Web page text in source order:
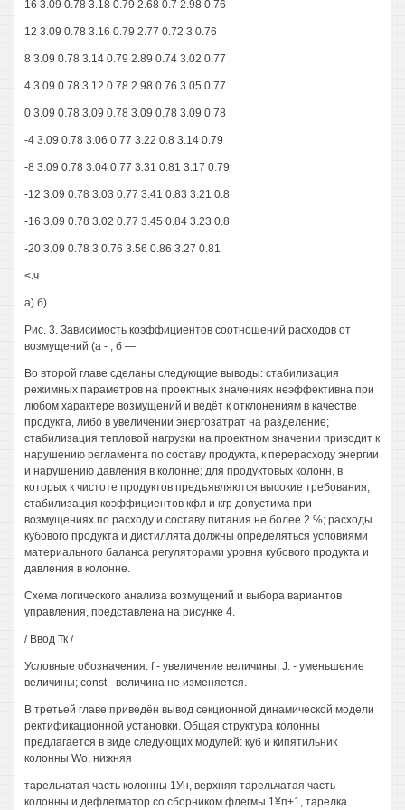
16 3.09 0.78 3.18 0.79 2.68 0.7 2.98 0.76
12 3.09 0.78 3.16 0.79 2.77 0.72 3 0.76
8 3.09 0.78 3.14 0.79 2.89 0.74 3.02 0.77
4 3.09 0.78 3.12 0.78 2.98 0.76 3.05 0.77
0 3.09 0.78 3.09 0.78 3.09 0.78 3.09 0.78
-4 3.09 0.78 3.06 0.77 3.22 0.8 3.14 0.79
-8 3.09 0.78 3.04 0.77 3.31 0.81 3.17 0.79
-12 3.09 0.78 3.03 0.77 3.41 0.83 3.21 0.8
-16 3.09 0.78 3.02 0.77 3.45 0.84 3.23 0.8
-20 3.09 0.78 3 0.76 3.56 0.86 3.27 0.81
<.ч
а) б)
Рис. 3. Зависимость коэффициентов соотношений расходов от
возмущений (а - ; б —
Во второй главе сделаны следующие выводы: стабилизация
режимных параметров на проектных значениях неэффективна при
любом характере возмущений и ведёт к отклонениям в качестве
продукта, либо в увеличении энергозатрат на разделение;
стабилизация тепловой нагрузки на проектном значении приводит к
нарушению регламента по составу продукта, к перерасходу энергии
и нарушению давления в колонне; для продуктовых колонн, в
которых к чистоте продуктов предъявляются высокие требования,
стабилизация коэффициентов кфл и кгр допустима при
возмущениях по расходу и составу питания не более 2 %; расходы
кубового продукта и дистиллята должны определяться условиями
материального баланса регуляторами уровня кубового продукта и
давления в колонне.
Схема логического анализа возмущений и выбора вариантов
управления, представлена на рисунке 4.
/ Ввод Тк /
Условные обозначения: f - увеличение величины; J. - уменьшение
величины; const - величина не изменяется.
В третьей главе приведён вывод секционной динамической модели
ректификационной установки. Общая структура колонны
предлагается в виде следующих модулей: куб и кипятильник
колонны Wo, нижняя
тарельчатая часть колонны 1Ун, верхняя тарельчатая часть
колонны и дефлегматор со сборником флегмы 1¥п+1, тарелка